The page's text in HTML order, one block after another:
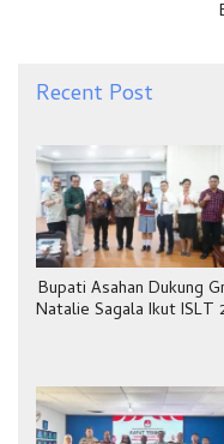
Recent Post
Bupati Asahan Dukung
Natalie Sagala Ikut ISLT